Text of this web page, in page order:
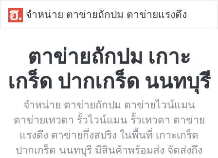
จำหน่าย ตาข่ายถักปม ตาข่ายแรงดึง
ตาข่ายถักปม เกาะ
เกร็ด ปากเกร็ด นนทบุรี
จำหน่าย ตาข่ายถักปม ตาข่ายไวน์แมน
ตาข่ายเทวดา รั้วไวน์แมน รั้วเทวดา ตาข่าย
แรงดึง ตาข่ายกึ่งสปริง ในพื้นที่ เกาะเกร็ด
ปากเกร็ด นนทบุรี มีสินค้าพร้อมส่ง จัดส่งถึง